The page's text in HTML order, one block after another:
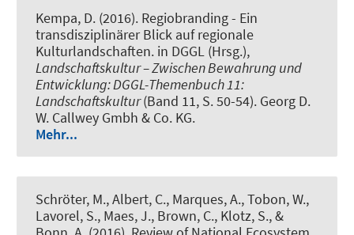
Kempa, D. (2016). Regiobranding - Ein
transdisziplinärer Blick auf regionale
Kulturlandschaften. in DGGL (Hrsg.),
Landschaftskultur – Zwischen Bewahrung und
Entwicklung: DGGL-Themenbuch 11:
Landschaftskultur(Band 11, S. 50-54). Georg D.
W. Callwey Gmbh & Co. KG.
Mehr...
Schröter, M., Albert, C., Marques, A., Tobon, W.,
Lavorel, S., Maes, J., Brown, C., Klotz, S., &